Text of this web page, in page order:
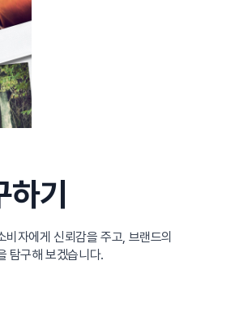
기
자에게 신뢰감을 주고, 브랜드의
탐구해 보겠습니다.